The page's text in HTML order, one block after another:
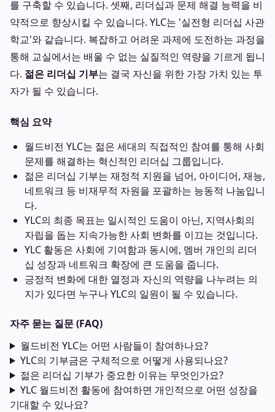
를 구축할 수 있습니다. 셋째, 리더십과 문제 해결 능력을 비
약적으로 향상시킬 수 있습니다. YLC는 '실전형 리더십 사관
학교'와 같습니다. 복잡하고 어려운 과제에 도전하는 과정을
통해 교실에서는 배울 수 없는 실질적인 역량을 기르게 됩니
다. 젊은 리더십 기부는 결국 자신을 위한 가장 가치 있는 투
자가 될 수 있습니다.
핵심 요약
월드비전 YLC는 젊은 세대의 직접적인 참여를 통해 사회
문제를 해결하는 혁신적인 리더십 그룹입니다.
젊은 리더십 기부는 재정적 지원을 넘어, 아이디어, 재능,
네트워크 등 비재무적 자원을 포괄하는 능동적 나눔입니
다.
YLC의 최종 목표는 일시적인 도움이 아닌, 지역사회의
자립을 돕는 지속가능한 사회 변화를 이끄는 것입니다.
YLC 활동은 사회에 기여함과 동시에, 멤버 개인의 리더
십 성장과 네트워크 확장에 큰 도움을 줍니다.
긍정적 변화에 대한 열정과 자신의 역량을 나누려는 의
지가 있다면 누구나 YLC의 일원이 될 수 있습니다.
자주 묻는 질문 (FAQ)
월드비전 YLC는 어떤 사람들이 참여하나요?
YLC의 기부금은 구체적으로 어떻게 사용되나요?
젊은 리더십 기부가 중요한 이유는 무엇인가요?
YLC 월드비전 활동에 참여하면 개인적으로 어떤 성장을
기대할 수 있나요?